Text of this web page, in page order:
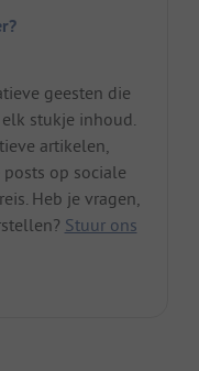
geesten die
stukje inhoud.
artikelen,
op sociale
Heb je vragen,
Stuur ons